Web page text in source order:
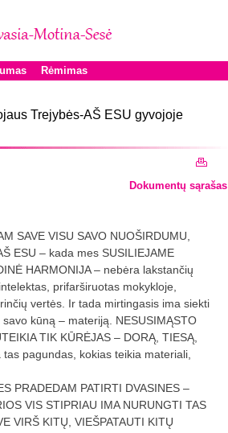
Rėmimas
Trejybės-AŠ ESU gyvojoje
Dokumentų sąrašas
SAVE VISU SAVO NUOŠIRDUMU,
ESU – kada mes SUSILIEJAME
HARMONIJA – nebėra lakstančių
prifarširuotas mokykloje,
vertės. Ir tada mirtingasis ima siekti
kūną – materiją. NESUSIMĄSTO
TIK KŪRĖJAS – DORĄ, TIESĄ,
pagundas, kokias teikia materiali,
PRADEDAM PATIRTI DVASINES –
VIS STIPRIAU IMA NURUNGTI TAS
VIRŠ KITŲ, VIEŠPATAUTI KITŲ